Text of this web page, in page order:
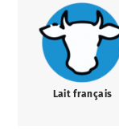
Lait français